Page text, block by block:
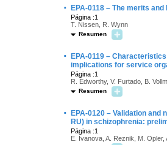
· EPA-0118 – The merits
Página :1
T. Nissen, R. Wynn
Resumen
·
EPA-0119 –
implications for service
Página :1
R. Edworthy, V. Furtado, B. Vollm
Resumen
·
EPA-0120 – Validation
RU) in schizophrenia:
Página :1
E. Ivanova, A. Reznik, M. Opler,